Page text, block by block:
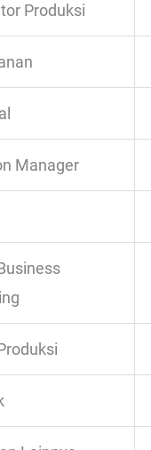
Produksi
Manager